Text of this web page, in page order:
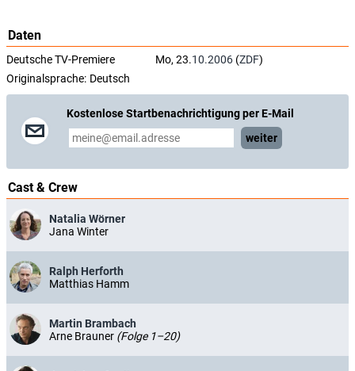
Daten
Deutsche TV-Premiere Mo, 23.10.2006 (ZDF)
Originalsprache: Deutsch
Kostenlose Startbenachrichtigung per E-Mail
weiter
Cast & Crew
Natalia Wörner
Jana Winter
Ralph Herforth
Matthias Hamm
Martin Brambach
Arne Brauner (Folge 1–20)